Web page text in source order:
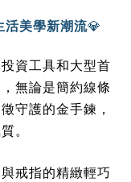
活美學新潮流💎
資工具和大型首
無論是簡約線條
守護的金手鍊，
。
戒指的精緻輕巧